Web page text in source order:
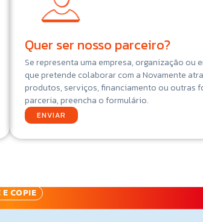
Quer ser nosso parceiro?
Se representa uma empresa, organização ou
que pretende colaborar com a Novamente
produtos, serviços, financiamento ou outras
parceria, preencha o formulário.
ENVIAR
COPIE